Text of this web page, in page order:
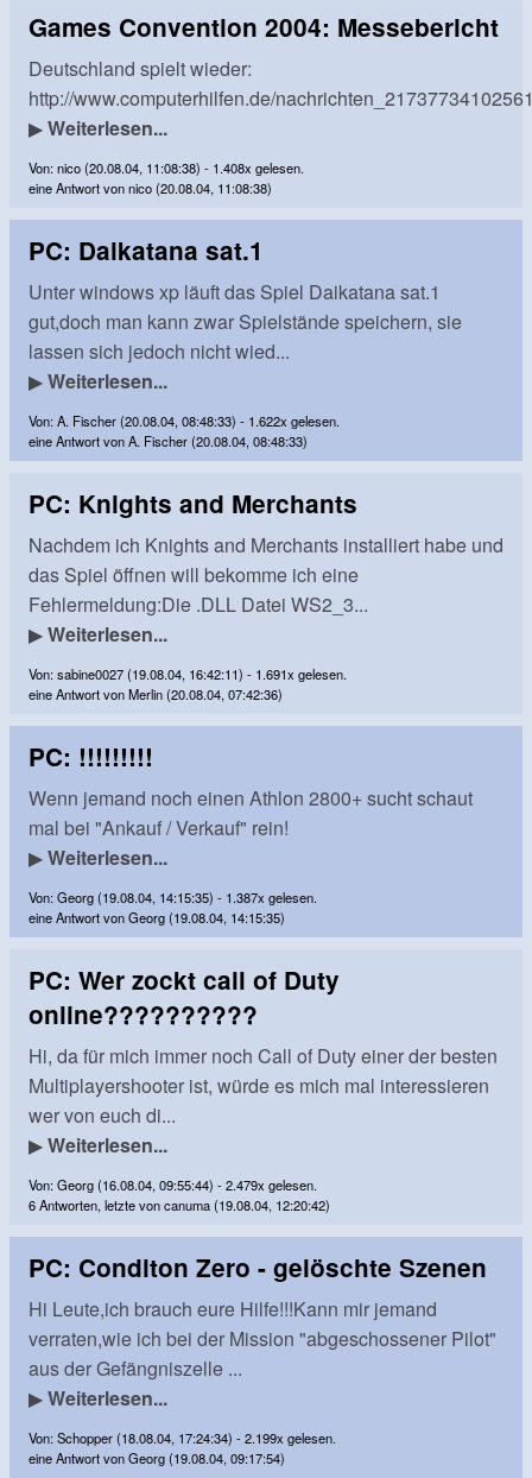
Games Convention 2004: Messebericht
Deutschland spielt wieder:
http://www.computerhilfen.de/
▶Weiterlesen...
Von: nico (20.08.04, 11:08:38) - 1.408x gelesen.
eine Antwort von nico (20.08.04, 11:08:38)
PC: Daikatana sat.1
Unter windows xp läuft das Spiel Daikatana sat.1
gut,doch man kann zwar Spielstände speichern, sie
lassen sich jedoch nicht wied...
▶Weiterlesen...
Von: A. Fischer (20.08.04, 08:48:33) - 1.622x gelesen.
eine Antwort von A. Fischer (20.08.04, 08:48:33)
PC: Knights and Merchants
Nachdem ich Knights and Merchants installiert habe und
das Spiel öffnen will bekomme ich eine
Fehlermeldung:Die .DLL Datei WS2_3...
▶Weiterlesen...
Von: sabine0027 (19.08.04, 16:42:11) - 1.691x gelesen.
eine Antwort von Merlin (20.08.04, 07:42:36)
PC: !!!!!!!!!
Wenn jemand noch einen Athlon 2800+ sucht schaut
mal bei "Ankauf / Verkauf" rein!
▶Weiterlesen...
Von: Georg (19.08.04, 14:15:35) - 1.387x gelesen.
eine Antwort von Georg (19.08.04, 14:15:35)
PC: Wer zockt call of Duty
online??????????
Hi, da für mich immer noch Call of Duty einer der besten
Multiplayershooter ist, würde es mich mal interessieren
wer von euch di...
▶Weiterlesen...
Von: Georg (16.08.04, 09:55:44) - 2.479x gelesen.
6 Antworten, letzte von canuma (19.08.04, 12:20:42)
PC: Conditon Zero - gelöschte Szenen
Hi Leute,ich brauch eure Hilfe!!!Kann mir jemand
verraten,wie ich bei der Mission "abgeschossener Pilot"
aus der Gefängniszelle ...
▶Weiterlesen...
Von: Schopper (18.08.04, 17:24:34) - 2.199x gelesen.
eine Antwort von Georg (19.08.04, 09:17:54)